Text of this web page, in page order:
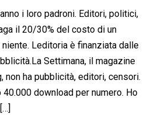
i loro padroni. Editori, politici,
il 20/30% del costo di un
Leditoria è finanziata dalle
Settimana, il magazine
non ha pubblicità, editori, censori.
40.000 download per numero. Ho